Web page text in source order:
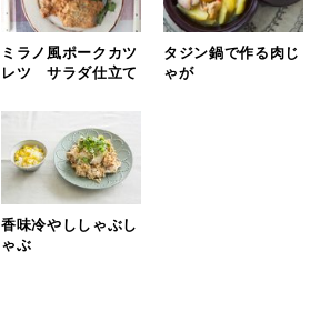
ミラノ風ポークカツ
レツ サラダ仕立て
タジン鍋で作る肉じ
ゃが
香味冷やししゃぶし
ゃぶ